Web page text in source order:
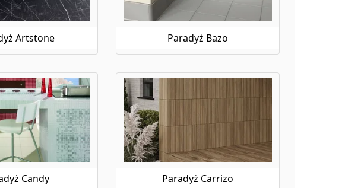
że otrzymujesz produkt najwyższej jakości, który spełni Twoje
się z szeroką ofertą i wybierz płytki, które najlepiej wpasują się
a Twoje wnętrza zyskają niepowtarzalny charakter i styl.
Artstone Paradyż Bazo
Candy Paradyż Carrizo